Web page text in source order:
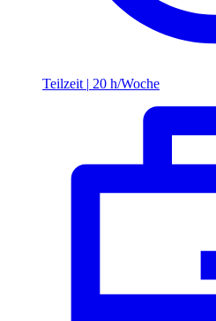
Teilzeit | 20 h/Woche